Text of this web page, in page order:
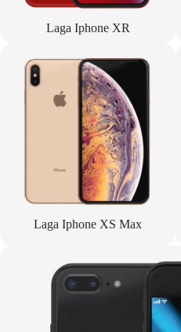
Laga Iphone XR
Laga Iphone XS Max